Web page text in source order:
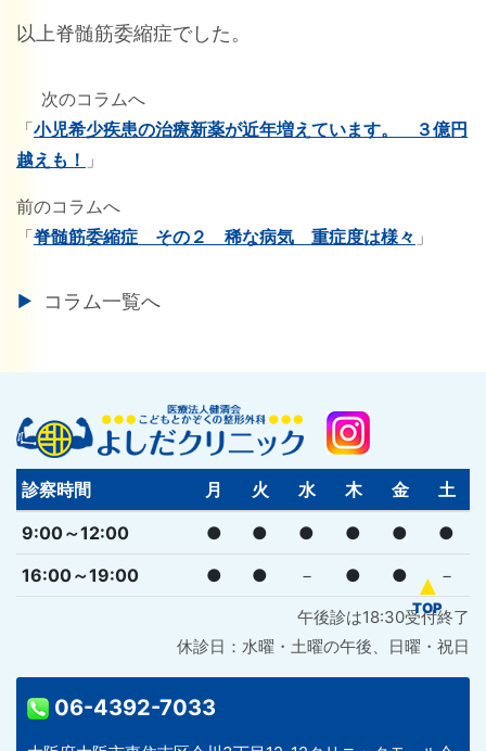
以上脊髄筋委縮症でした。
次のコラムへ
「小児希少疾患の治療新薬が近年増えています。 ３億円
越えも！ 」
前のコラムへ
「脊髄筋委縮症 その２ 稀な病気 重症度は様々 」
コラム一覧へ
診察時間 月 火 水 木 金
土
9:00～12:00
● ● ● ● ●
●
16:00～19:00
● ● － ● ● －
午後診は18:30受付終了
休診日：水曜・土曜の午後、日曜・祝日
06-4392-7033